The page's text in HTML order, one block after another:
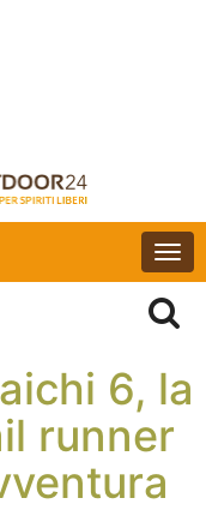
6, la
runner